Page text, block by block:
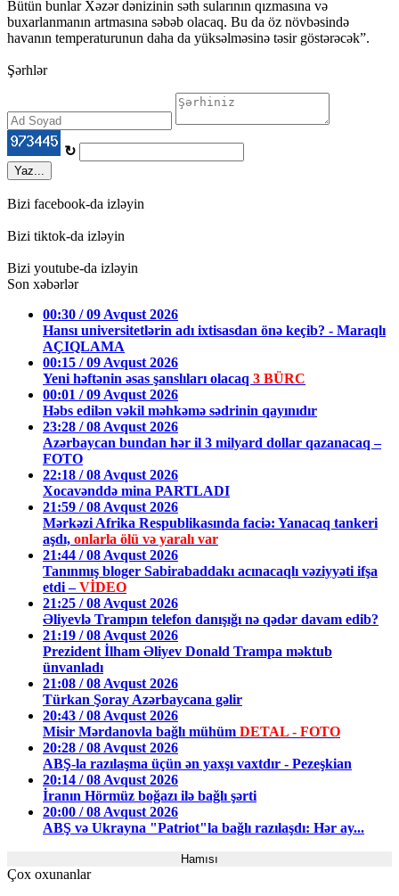
Bütün bunlar Xəzər dənizinin səth sularının qızmasına və
buxarlanmanın artmasına səbəb olacaq. Bu da öz növbəsində
havanın temperaturunun daha da yüksəlməsinə təsir göstərəcək”.
Şərhlər
↻
Yaz...
Bizi facebook-da izləyin
Bizi tiktok-da izləyin
Bizi youtube-da izləyin
Son xəbərlər
00:30 / 09 Avqust 2026
Hansı universitetlərin adı ixtisasdan önə keçib? - Maraqlı
AÇIQLAMA
00:15 / 09 Avqust 2026
Yeni həftənin əsas şanslıları olacaq 3 BÜRC
00:01 / 09 Avqust 2026
Həbs edilən vəkil məhkəmə sədrinin qayınıdır
23:28 / 08 Avqust 2026
Azərbaycan bundan hər il 3 milyard dollar qazanacaq –
FOTO
22:18 / 08 Avqust 2026
Xocavənddə mina PARTLADI
21:59 / 08 Avqust 2026
Mərkəzi Afrika Respublikasında faciə: Yanacaq tankeri
aşdı, onlarla ölü və yaralı var
21:44 / 08 Avqust 2026
Tanınmış bloger Sabirabaddakı acınacaqlı vəziyyəti ifşa
etdi –VİDEO
21:25 / 08 Avqust 2026
Əliyevlə Trampın telefon danışığı nə qədər davam edib?
21:19 / 08 Avqust 2026
Prezident İlham Əliyev Donald Trampa məktub
ünvanladı
21:08 / 08 Avqust 2026
Türkan Şoray Azərbaycana gəlir
20:43 / 08 Avqust 2026
Misir Mərdanovla bağlı mühüm DETAL - FOTO
20:28 / 08 Avqust 2026
ABŞ-la razılaşma üçün ən yaxşı vaxtdır - Pezeşkian
20:14 / 08 Avqust 2026
İranın Hörmüz boğazı ilə bağlı şərti
20:00 / 08 Avqust 2026
ABŞ və Ukrayna "Patriot"la bağlı razılaşdı: Hər ay...
Hamısı
Çox oxunanlar